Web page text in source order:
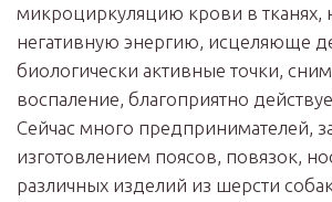
микроциркуляцию крови в тканях,
негативную энергию, исцеляюще
биологически активные точки,
воспаление, благоприятно
Сейчас много предпринимателей,
изготовлением поясов, повязок,
различных изделий из шерсти